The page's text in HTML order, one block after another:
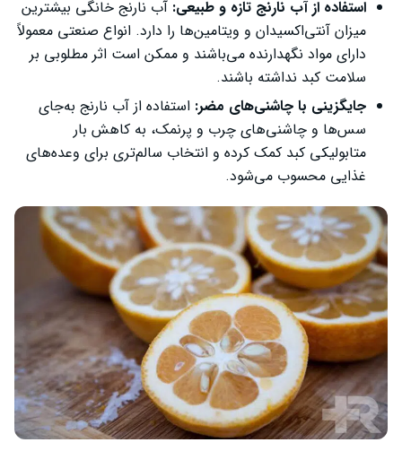
استفاده از آب نارنج تازه و طبیعی: آب نارنج خانگی بیشترین
میزان آنتی‌اکسیدان و ویتامین‌ها را دارد. انواع صنعتی معمولاً
دارای مواد نگهدارنده می‌باشند و ممکن است اثر مطلوبی بر
سلامت کبد نداشته باشند.
جایگزینی با چاشنی‌های مضر: استفاده از آب نارنج به‌جای
سس‌ها و چاشنی‌های چرب و پرنمک، به کاهش بار
متابولیکی کبد کمک کرده و انتخاب سالم‌تری برای وعده‌های
غذایی محسوب می‌شود.